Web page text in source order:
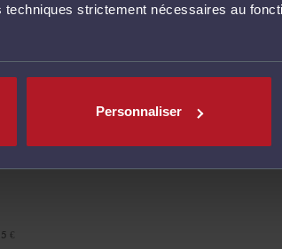
techniques strictement nécessaires au
Personnaliser
€